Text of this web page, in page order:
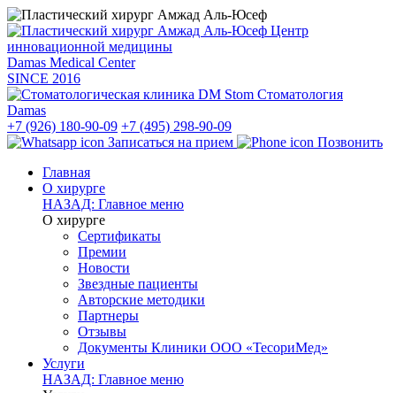
Центр
инновационной медицины
Damas Medical Center
SINCE 2016
Стоматология
Damas
+7 (926) 180-90-09 +7 (495) 298-90-09
Записаться на прием
Позвонить
Главная
О хирурге
НАЗАД: Главное меню
О хирурге
Сертификаты
Премии
Новости
Звездные пациенты
Авторские методики
Партнеры
Отзывы
Документы Клиники ООО «ТесориМед»
Услуги
НАЗАД: Главное меню